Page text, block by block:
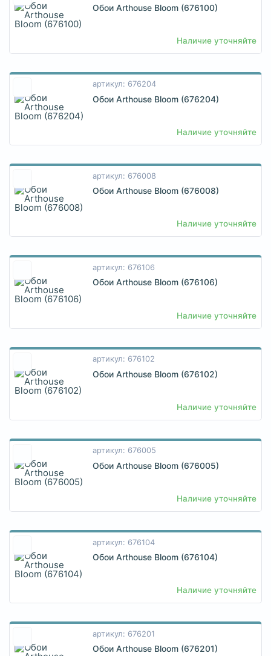
Обои Arthouse Bloom (676100)
Наличие уточняйте
артикул: 676204
Обои Arthouse Bloom (676204)
Наличие уточняйте
артикул: 676008
Обои Arthouse Bloom (676008)
Наличие уточняйте
артикул: 676106
Обои Arthouse Bloom (676106)
Наличие уточняйте
артикул: 676102
Обои Arthouse Bloom (676102)
Наличие уточняйте
артикул: 676005
Обои Arthouse Bloom (676005)
Наличие уточняйте
артикул: 676104
Обои Arthouse Bloom (676104)
Наличие уточняйте
артикул: 676201
Обои Arthouse Bloom (676201)